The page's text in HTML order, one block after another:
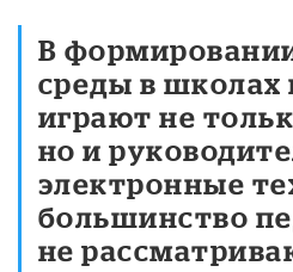
В
среды в
играют не
но и
электронные
большинство
не